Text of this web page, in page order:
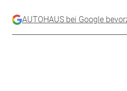
AUTOHAUS bei Google